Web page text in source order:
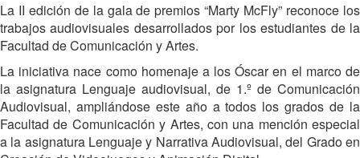
La II edición de la gala de premios “Marty McFly” reconoce los
trabajos audiovisuales desarrollados por los estudiantes de la
Facultad de Comunicación y Artes.
La iniciativa nace como homenaje a los Óscar en el marco de
la asignatura Lenguaje audiovisual, de 1.º de Comunicación
Audiovisual, ampliándose este año a todos los grados de la
Facultad de Comunicación y Artes, con una mención especial
a la asignatura Lenguaje y Narrativa Audiovisual, del Grado en